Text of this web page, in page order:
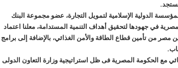
الدولية الإسلامية لتمويل التجارة، عضو مجموعة البنك
في جهودها لتحقيق أهداف التنمية المستدامة، معلنا اعتماد
مصر من تأمين قطاع الطاقة والأمن الغذائي، بالإضافة إلى برامج
مع الحكومة المصرية فى ظل استراتيجية وزارة التعاون الدولى